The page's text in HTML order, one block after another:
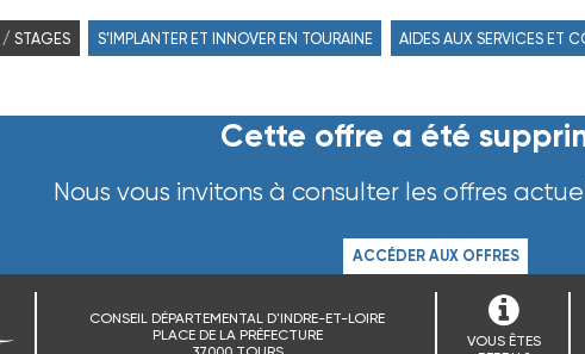
/ STAGES S’IMPLANTER ET INNOVER EN TOURAINE AIDES AUX SERVICES ET
Cette offre a été
Nous vous invitons à consulter les offres
ACCÉDER AUX OFFRES
CONSEIL DÉPARTEMENTAL D'INDRE-ET-LOIRE
PLACE DE LA PRÉFECTURE
VOUS ÊTES